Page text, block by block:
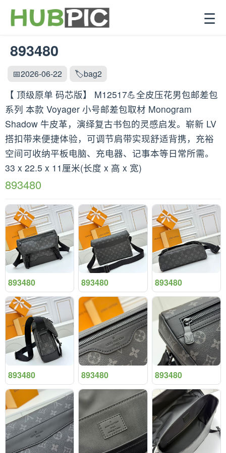
☰
893480
📅2026-06-22 🏷️bag2
【 顶级原单 码芯版】 M12517💪全皮压花男包邮差包
系列 本款 Voyager 小号邮差包取材 Monogram
Shadow 牛皮革，演绎复古书包的灵感启发。崭新 LV
搭扣带来便捷体验，可调节肩带实现舒适背携，充裕
空间可收纳平板电脑、充电器、记事本等日常所需。
33 x 22.5 x 11厘米(长度 x 高 x 宽)
893480
893480 893480 893480
893480 893480 893480